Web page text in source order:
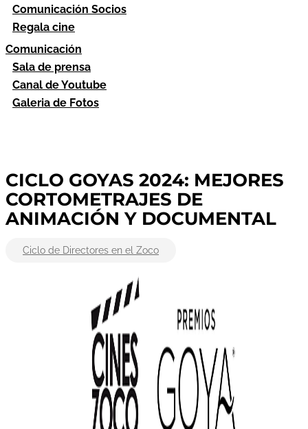
Comunicación Socios
Regala cine
Comunicación
Sala de prensa
Canal de Youtube
Galeria de Fotos
CICLO GOYAS 2024: MEJORES
CORTOMETRAJES DE
ANIMACIÓN Y DOCUMENTAL
Ciclo de Directores en el Zoco